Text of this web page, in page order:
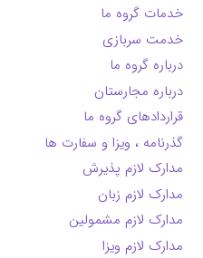
خدمات گروه ما
خدمت سربازی
درباره گروه ما
درباره مجارستان
قراردادهای گروه ما
گذرنامه ، ویزا و سفارت ها
مدارک لازم پذیرش
مدارک لازم زبان
مدارک لازم مشمولین
مدارک لازم ویزا